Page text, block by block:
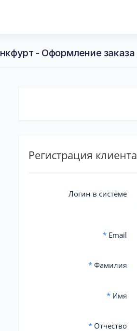
- Оформление заказа
Регистрация клиента
Логин в системе
*Email
*Фамилия
*Имя
*Отчество